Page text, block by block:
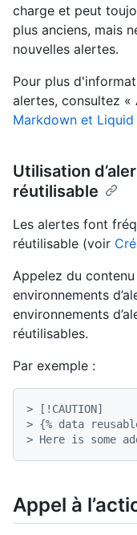
charge et peut
plus anciens, mais
nouvelles alertes.
Pour plus
alertes, consultez «
Markdown et
Utilisation
réutilisable
Les alertes font
réutilisable (voir
Appelez du
environnements
environnements
réutilisables.
Par exemple :
> [!CAUTION]
> {% data
> Here is some
Appel à